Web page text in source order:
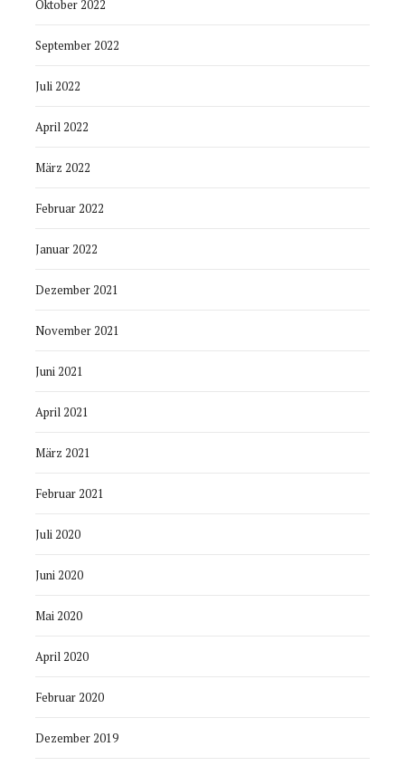
Oktober 2022
September 2022
Juli 2022
April 2022
März 2022
Februar 2022
Januar 2022
Dezember 2021
November 2021
Juni 2021
April 2021
März 2021
Februar 2021
Juli 2020
Juni 2020
Mai 2020
April 2020
Februar 2020
Dezember 2019